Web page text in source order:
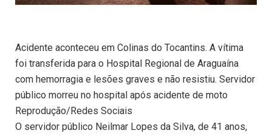
Acidente aconteceu em Colinas do Tocantins. A vítima
foi transferida para o Hospital Regional de Araguaína
com hemorragia e lesões graves e não resistiu. Servidor
público morreu no hospital após acidente de moto
Reprodução/Redes Sociais
O servidor público Neilmar Lopes da Silva, de 41 anos,